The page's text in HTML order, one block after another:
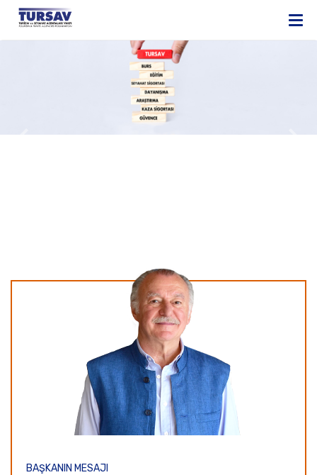
BAŞKANIN MESAJI